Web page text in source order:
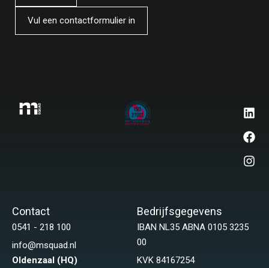
Vul een contactformulier in
Contact
0541 - 218 100
info@msquad.nl
Oldenzaal (HQ)
Bedrijfsgegevens
IBAN NL35 ABNA 0105 3235
00
KVK 84167254